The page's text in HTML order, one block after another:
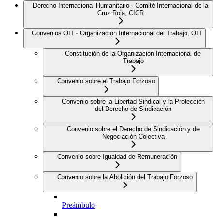
Derecho Internacional Humanitario - Comité Internacional de la
Cruz Roja, CICR
Convenios OIT - Organización Internacional del Trabajo, OIT
Constitución de la Organización Internacional del
Trabajo
Convenio sobre el Trabajo Forzoso
Convenio sobre la Libertad Sindical y la Protección
del Derecho de Sindicación
Convenio sobre el Derecho de Sindicación y de
Negociación Colectiva
Convenio sobre Igualdad de Remuneración
Convenio sobre la Abolición del Trabajo Forzoso
Preámbulo